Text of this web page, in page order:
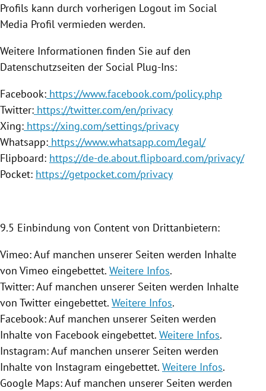
Profils kann durch vorherigen Logout im Social
Media Profil vermieden werden.
Weitere Informationen finden Sie auf den
Datenschutzseiten der Social Plug-Ins:
Facebook: https://www.facebook.com/policy.php
Twitter: https://twitter.com/en/privacy
Xing: https://xing.com/settings/privacy
Whatsapp: https://www.whatsapp.com/legal/
Flipboard: https://de-de.about.flipboard.com/privacy/
Pocket: https://getpocket.com/privacy
9.5 Einbindung von Content von Drittanbietern:
Vimeo: Auf manchen unserer Seiten werden Inhalte
von Vimeo eingebettet. Weitere Infos.
Twitter: Auf manchen unserer Seiten werden Inhalte
von Twitter eingebettet. Weitere Infos.
Facebook: Auf manchen unserer Seiten werden
Inhalte von Facebook eingebettet. Weitere Infos.
Instagram: Auf manchen unserer Seiten werden
Inhalte von Instagram eingebettet. Weitere Infos.
Google Maps: Auf manchen unserer Seiten werden